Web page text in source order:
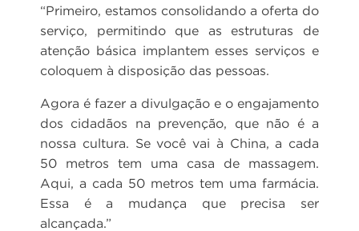
“Primeiro, estamos consolidando a oferta do
serviço, permitindo que as estruturas de
atenção básica implantem esses serviços e
coloquem à disposição das pessoas.
Agora é fazer a divulgação e o engajamento
dos cidadãos na prevenção, que não é a
nossa cultura. Se você vai à China, a cada
50 metros tem uma casa de massagem.
Aqui, a cada 50 metros tem uma farmácia.
Essa é a mudança que precisa ser
alcançada.”